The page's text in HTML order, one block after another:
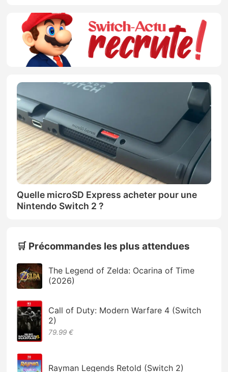
Quelle microSD Express acheter pour une
Nintendo Switch 2 ?
🛒 Précommandes les plus attendues
The Legend of Zelda: Ocarina of Time
(2026)
Call of Duty: Modern Warfare 4 (Switch
2)
79.99 €
Rayman Legends Retold (Switch 2)